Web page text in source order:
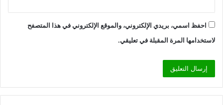
احفظ اسمي، بريدي الإلكتروني، والموقع الإلكتروني في هذا المتصفح
لاستخدامها المرة المقبلة في تعليقي.